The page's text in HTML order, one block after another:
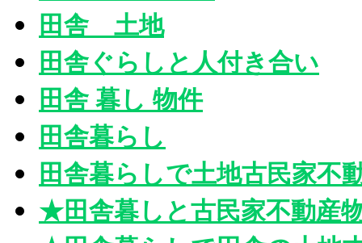
田舎 土地
田舎ぐらしと人付き合い
田舎 暮し 物件
田舎暮らし
田舎暮らしで土地古民家不
★田舎暮しと古民家不動産